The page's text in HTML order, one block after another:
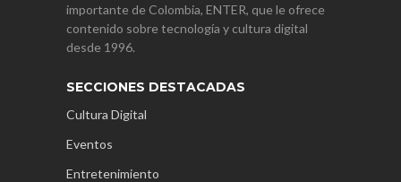
importante de Colombia, ENTER, que le ofrece
contenido sobre tecnología y cultura digital
desde 1996.
SECCIONES DESTACADAS
Cultura Digital
Eventos
Entretenimiento